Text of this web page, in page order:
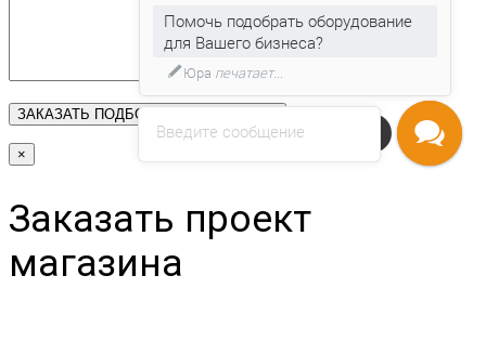
×
Заказать проект
магазина
Напишите нам
Введите сообщение
Помочь подобрать оборудование
для Вашего бизнеса?
Юра печатает...